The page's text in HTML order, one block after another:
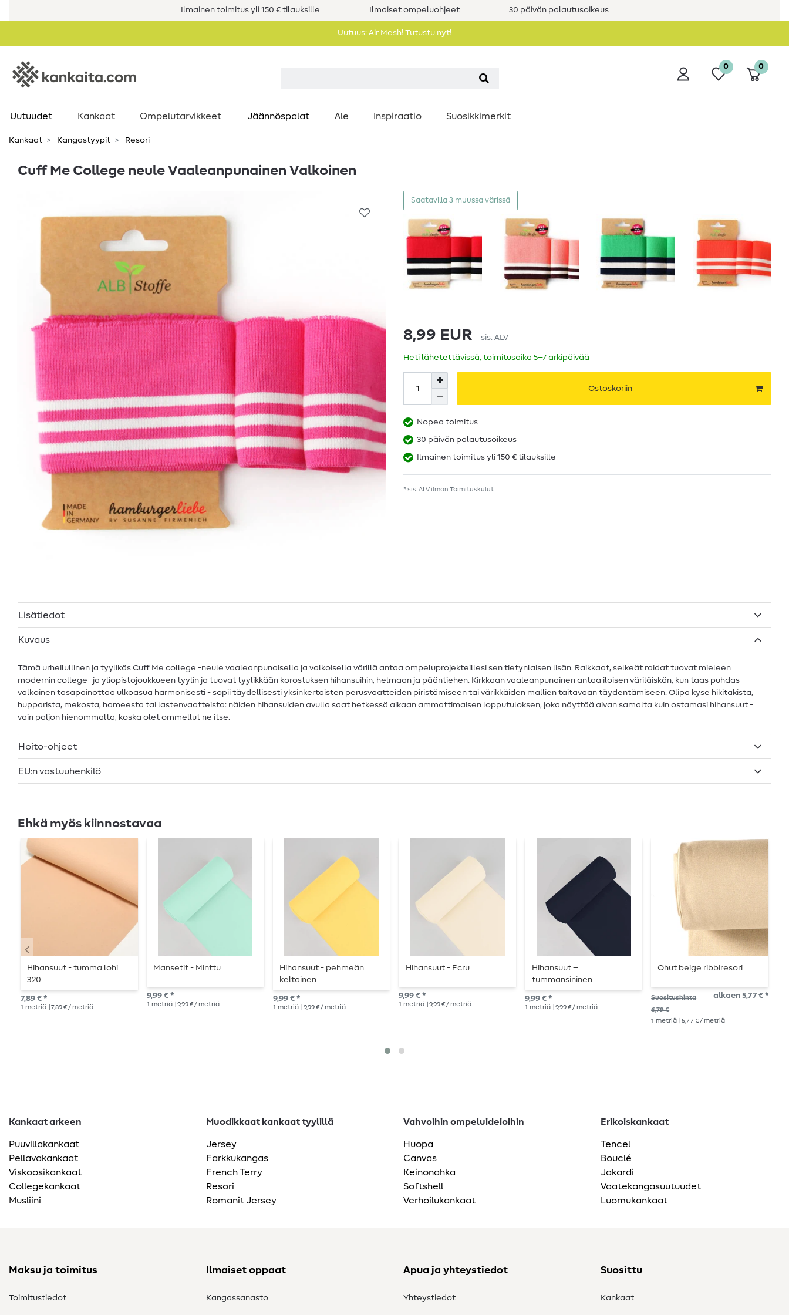
Ilmainen toimitus yli 150 € tilauksille Ilmaiset ompeluohjeet 30 päivän palautusoikeus
Uutuus: Air Mesh! Tutustu nyt!
0 0
Uutuudet Kankaat Ompelutarvikkeet Jäännöspalat Ale Inspiraatio Suosikkimerkit
Kankaat Kangastyypit Resori
Cuff Me College neule Vaaleanpunainen Valkoinen
Saatavilla 3 muussa värissä
8,99 EUR sis. ALV
Heti lähetettävissä, toimitusaika 5–7 arkipäivää
Ostoskoriin
Nopea toimitus
30 päivän palautusoikeus
Ilmainen toimitus yli 150 € tilauksille
* sis. ALV ilman Toimituskulut
Lisätiedot
Kuvaus
Tämä urheilullinen ja tyylikäs Cuff Me college -neule vaaleanpunaisella ja valkoisella värillä antaa ompeluprojekteillesi sen tietynlaisen lisän. Raikkaat, selkeät raidat tuovat mieleen
modernin college- ja yliopistojoukkueen tyylin ja tuovat tyylikkään korostuksen hihansuihin, helmaan ja pääntiehen. Kirkkaan vaaleanpunainen antaa iloisen väriläiskän, kun taas puhdas
valkoinen tasapainottaa ulkoasua harmonisesti - sopii täydellisesti yksinkertaisten perusvaatteiden piristämiseen tai värikkäiden mallien taitavaan täydentämiseen. Olipa kyse hikitakista,
hupparista, mekosta, hameesta tai lastenvaatteista: näiden hihansuiden avulla saat hetkessä aikaan ammattimaisen lopputuloksen, joka näyttää aivan samalta kuin ostamasi hihansuut -
vain paljon hienommalta, koska olet ommellut ne itse.
Hoito-ohjeet
EU:n vastuuhenkilö
Ehkä myös kiinnostavaa
Hihansuut - tumma lohi
320
7,89 € *
1 metriä | 7,89 € / metriä
Mansetit - Minttu
9,99 € *
1 metriä | 9,99 € / metriä
Hihansuut - pehmeän
keltainen
9,99 € *
1 metriä | 9,99 € / metriä
Hihansuut - Ecru
9,99 € *
1 metriä | 9,99 € / metriä
Hihansuut –
tummansininen
9,99 € *
1 metriä | 9,99 € / metriä
Ohut beige ribbiresori
Suositushinta
6,79 €
alkaen 5,77 € *
1 metriä | 5,77 € / metriä
Kankaat arkeen
Puuvillakankaat
Pellavakankaat
Viskoosikankaat
Collegekankaat
Musliini
Muodikkaat kankaat tyylillä
Jersey
Farkkukangas
French Terry
Resori
Romanit Jersey
Vahvoihin ompeluideioihin
Huopa
Canvas
Keinonahka
Softshell
Verhoilukankaat
Erikoiskankaat
Tencel
Bouclé
Jakardi
Vaatekangasuutuudet
Luomukankaat
Maksu ja toimitus
Toimitustiedot
Ilmaiset oppaat
Kangassanasto
Apua ja yhteystiedot
Yhteystiedot
Suosittu
Kankaat